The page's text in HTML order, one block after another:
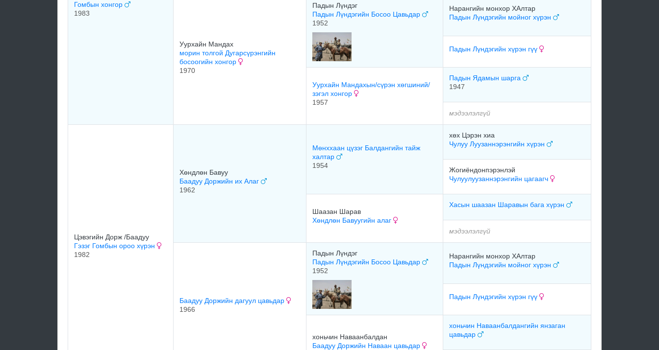
Гомбын хонгор
1983
Уурхайн Мандах
морин толгой Дугарсүрэнгийн
босоогийн хонгор
1970
Падын Лүндэг
Падын Лүндэгийн Босоо Цавьдар
1952
Нарангийн монхор ХАлтар
Падын Лүндэгийн мойног хүрэн
Падын Лүндэгийн хүрэн гүү
Уурхайн Мандахын/сүрэн хөгшиний/
зэгэл хонгор
1957
Падын Ядамын шарга
1947
мэдээлэлгүй
Цэвэгийн Дорж /Баадуу
Гэзэг Гомбын ороо хүрэн
1982
Хөндлөн Бавуу
Баадуу Доржийн их Алаг
1962
Мөнххаан цүзэг Балдангийн тайж
халтар
1954
хөх Цэрэн хиа
Чулуу Луузаннэрэнгийн хүрэн
Жогиёндонпэрэнлэй
Чулуулуузаннэрэнгийн цагаагч
Шаазан Шарав
Хөндлөн Бавуугийн алаг
Хасын шаазан Шаравын бага хүрэн
мэдээлэлгүй
Баадуу Доржийн дагуул цавьдар
1966
Падын Лүндэг
Падын Лүндэгийн Босоо Цавьдар
1952
Нарангийн монхор ХАлтар
Падын Лүндэгийн мойног хүрэн
Падын Лүндэгийн хүрэн гүү
хоньчин Наваанбалдан
Баадуу Доржийн Наваан цавьдар
хоньчин Наваанбалдангийн янзаган
цавьдар